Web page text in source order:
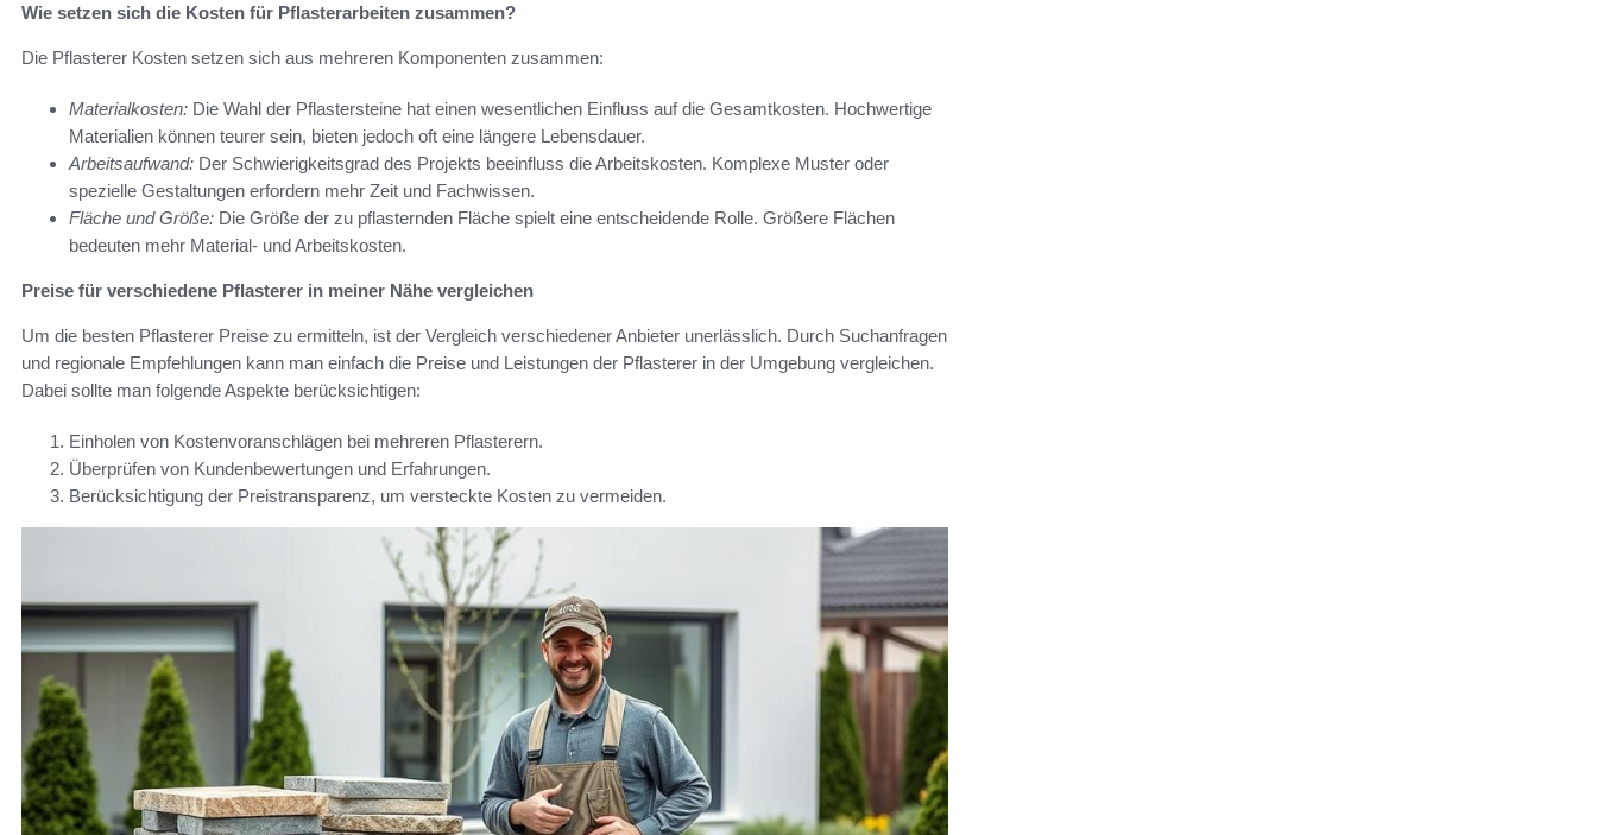
Wie setzen sich die Kosten für Pflasterarbeiten zusammen?
Die Pflasterer Kosten setzen sich aus mehreren Komponenten zusammen:
Materialkosten: Die Wahl der Pflastersteine hat einen wesentlichen Einfluss auf die Gesamtkosten. Hochwertige
Materialien können teurer sein, bieten jedoch oft eine längere Lebensdauer.
Arbeitsaufwand: Der Schwierigkeitsgrad des Projekts beeinfluss die Arbeitskosten. Komplexe Muster oder
spezielle Gestaltungen erfordern mehr Zeit und Fachwissen.
Fläche und Größe: Die Größe der zu pflasternden Fläche spielt eine entscheidende Rolle. Größere Flächen
bedeuten mehr Material- und Arbeitskosten.
Preise für verschiedene Pflasterer in meiner Nähe vergleichen
Um die besten Pflasterer Preise zu ermitteln, ist der Vergleich verschiedener Anbieter unerlässlich. Durch Suchanfragen
und regionale Empfehlungen kann man einfach die Preise und Leistungen der Pflasterer in der Umgebung vergleichen.
Dabei sollte man folgende Aspekte berücksichtigen:
Einholen von Kostenvoranschlägen bei mehreren Pflasterern.
Überprüfen von Kundenbewertungen und Erfahrungen.
Berücksichtigung der Preistransparenz, um versteckte Kosten zu vermeiden.